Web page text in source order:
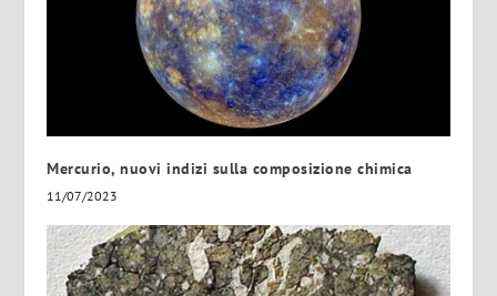
Mercurio, nuovi indizi sulla composizione chimica
11/07/2023